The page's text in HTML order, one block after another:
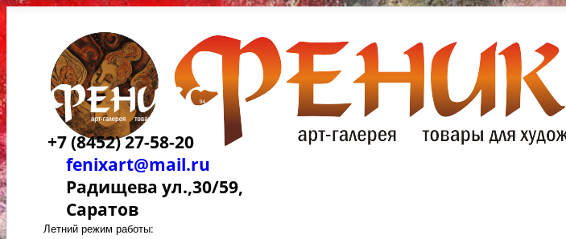
+7 (8452) 27-58-20
fenixart@mail.ru
Радищева ул.,30/59,
Саратов
Летний режим работы: